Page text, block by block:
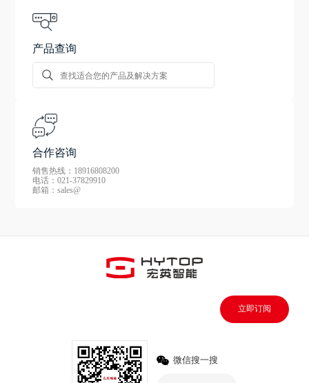
产品查询
合作咨询
销售热线：18916808200
电话：021-37829910
邮箱：sales@
立即订阅
微信搜一搜